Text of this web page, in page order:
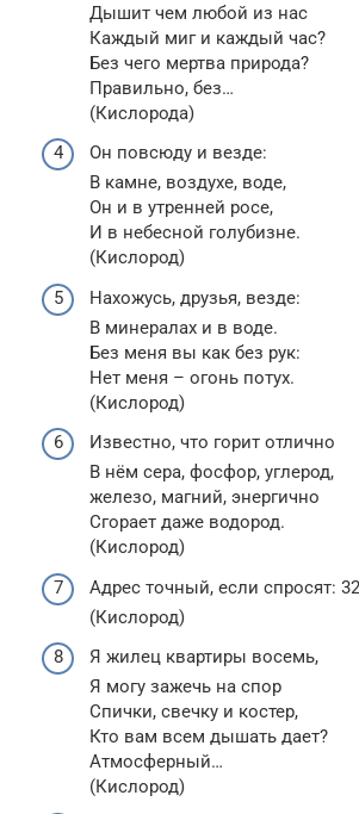
Дышит чем любой из нас
Каждый миг и каждый час?
Без чего мертва природа?
Правильно, без…
(Кислорода)
Он повсюду и везде:
В камне, воздухе, воде,
Он и в утренней росе,
И в небесной голубизне.
(Кислород)
Нахожусь, друзья, везде:
В минералах и в воде.
Без меня вы как без рук:
Нет меня – огонь потух.
(Кислород)
Известно, что горит отлично
В нём сера, фосфор, углерод,
железо, магний, энергично
Сгорает даже водород.
(Кислород)
Адрес точный, если спросят:
(Кислород)
Я жилец квартиры восемь,
Я могу зажечь на спор
Спички, свечку и костер,
Кто вам всем дышать дает?
Атмосферный…
(Кислород)